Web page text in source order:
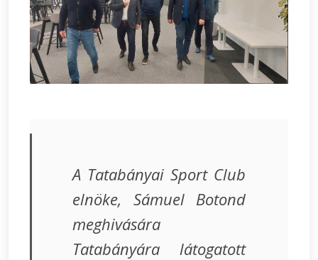
A Tatabányai Sport Club
elnöke, Sámuel Botond
meghivására
Tatabányára látogatott